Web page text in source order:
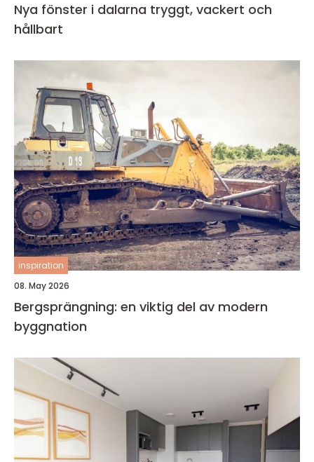
Nya fönster i dalarna tryggt, vackert och
hållbart
inspiration
08. May 2026
Bergsprängning: en viktig del av modern
byggnation